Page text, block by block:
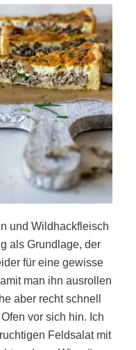
und Wildhackfleisch
als Grundlage, der
für eine gewisse
man ihn ausrollen
aber recht schnell
vor sich hin. Ich
Feldsalat mit